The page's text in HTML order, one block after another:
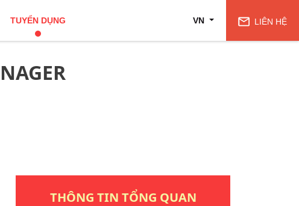
TUYỂN DỤNG VN LIÊN HỆ
THÔNG TIN TỔNG QUAN